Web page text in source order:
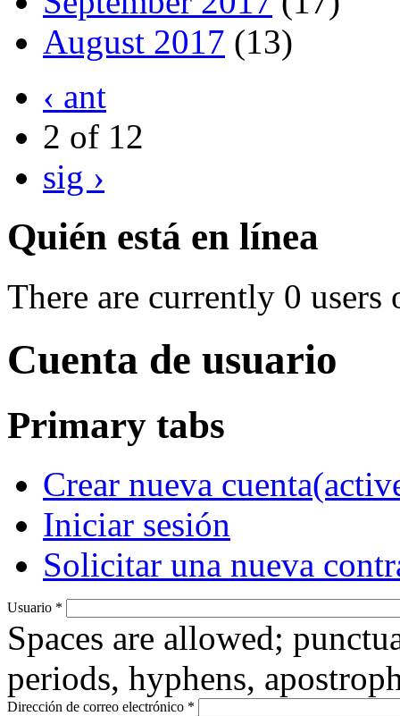
August 2017 (13)
‹ ant
2 of 12
sig ›
Quién está en línea
There are currently 0 users
Cuenta de usuario
Primary tabs
Crear nueva cuenta
Iniciar sesión
Solicitar una nueva
Usuario *
Spaces are allowed;
periods, hyphens,
Dirección de correo electrónico *